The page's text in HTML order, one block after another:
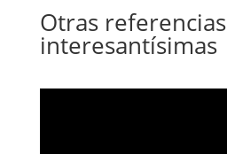
Otras referencias
interesantísimas